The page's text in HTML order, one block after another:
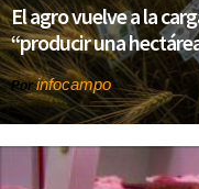
El agro vuelve a la
“producir una
Porinfocampo